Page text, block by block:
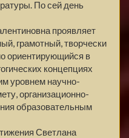
По сей день
проявляет
грамотный, творчески
ориентирующийся в
концепциях
уровнем научно-
организационно-
образовательным
Светлана